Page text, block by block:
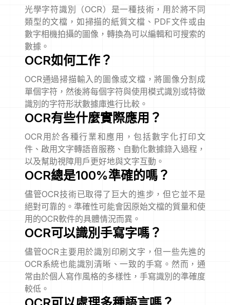
光學字符識別（OCR）是一種技術，用於將不同
類型的文檔，如掃描的紙質文檔、PDF文件或由
數字相機拍攝的圖像，轉換為可以編輯和可搜索的
數據。
OCR如何工作？
OCR通過掃描輸入的圖像或文檔，將圖像分割成
單個字符，然後將每個字符與使用模式識別或特徵
識別的字符形狀數據庫進行比較。
OCR有些什麼實際應用？
OCR用於各種行業和應用，包括數字化打印文
件、啟用文字轉語音服務、自動化數據錄入過程，
以及幫助視障用戶更好地與文字互動。
OCR總是100%準確的嗎？
儘管OCR技術已取得了巨大的進步，但它並不是
絕對可靠的。準確性可能會因原始文檔的質量和使
用的OCR軟件的具體情況而異。
OCR可以識別手寫字嗎？
儘管OCR主要用於識別印刷文字，但一些先進的
OCR系統也能識別清晰、一致的手寫。然而，通
常由於個人寫作風格的多樣性，手寫識別的準確度
較低。